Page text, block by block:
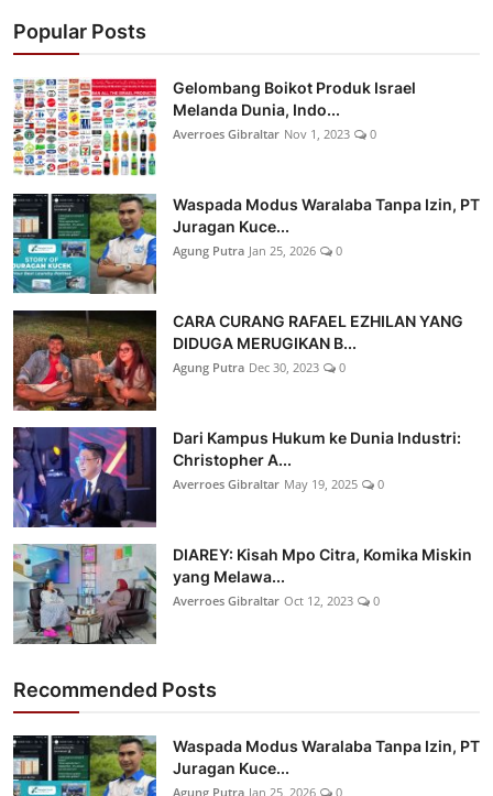
Popular Posts
Gelombang Boikot Produk Israel
Melanda Dunia, Indo...
Averroes Gibraltar Nov 1, 2023 0
Waspada Modus Waralaba Tanpa Izin, PT
Juragan Kuce...
Agung Putra Jan 25, 2026 0
CARA CURANG RAFAEL EZHILAN YANG
DIDUGA MERUGIKAN B...
Agung Putra Dec 30, 2023 0
Dari Kampus Hukum ke Dunia Industri:
Christopher A...
Averroes Gibraltar May 19, 2025 0
DIAREY: Kisah Mpo Citra, Komika Miskin
yang Melawa...
Averroes Gibraltar Oct 12, 2023 0
Recommended Posts
Waspada Modus Waralaba Tanpa Izin, PT
Juragan Kuce...
Agung Putra Jan 25, 2026 0